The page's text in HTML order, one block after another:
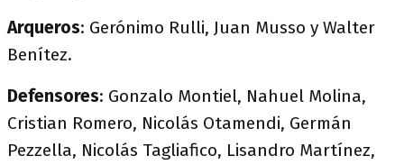
Arqueros: Gerónimo Rulli, Juan Musso y Walter
Benítez.
Defensores: Gonzalo Montiel, Nahuel Molina,
Cristian Romero, Nicolás Otamendi, Germán
Pezzella, Nicolás Tagliafico, Lisandro Martínez,